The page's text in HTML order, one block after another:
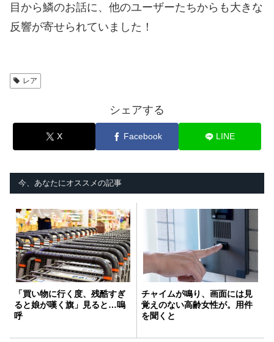
目から鱗のお話に、他のユーザーたちからも大きな
反響が寄せられていました！
レア
シェアする
X Facebook LINE
今、あなたにオススメの記事
「買い物に行く度、残酷すぎ
ると娘が嘆く旗」見ると…嗚
呼
チャイムが鳴り、画面には見
覚えのない高齢女性が。用件
を聞くと